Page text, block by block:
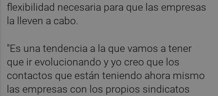
flexibilidad necesaria para que las empresas
la lleven a cabo.
"Es una tendencia a la que vamos a tener
que ir evolucionando y yo creo que los
contactos que están teniendo ahora mismo
las empresas con los propios sindicatos